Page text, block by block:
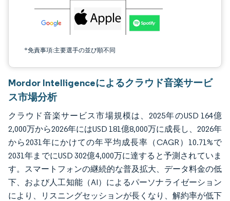
*免責事項:主要選手の並び順不同
Mordor Intelligenceによるクラウド音楽サービ
ス市場分析
クラウド音楽サービス市場規模は、2025年のUSD 164億
2,000万から2026年にはUSD 181億8,000万に成長し、2026年
から2031年にかけての年平均成長率（CAGR）10.71%で
2031年までにUSD 302億4,000万に達すると予測されていま
す。スマートフォンの継続的な普及拡大、データ料金の低
下、および人工知能（AI）によるパーソナライゼーション
により、リスニングセッションが長くなり、解約率が低下